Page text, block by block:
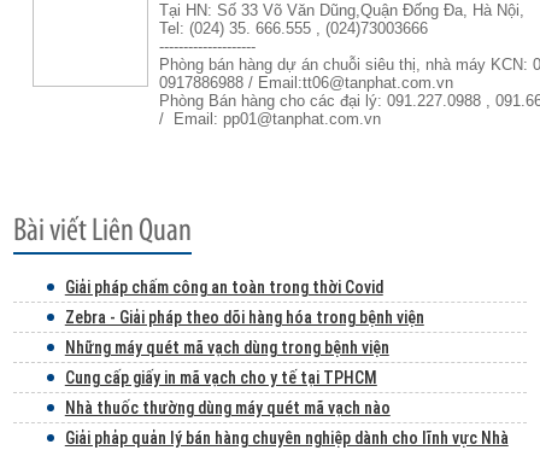
Tại HN: Số 33 Võ Văn Dũng,Quận Đống Đa, Hà Nội,
Tel: (024) 35. 666.555 , (024)73003666
--------------------
Phòng bán hàng dự án chuỗi siêu thị, nhà máy KCN:
0917886988 / Email:tt06@tanphat.com.vn
Phòng Bán hàng cho các đại lý: 091.227.0988 ,
/ Email: pp01@tanphat.com.vn
Giải pháp chấm công an toàn trong thời Covid
Zebra - Giải pháp theo dõi hàng hóa trong bệnh viện
Những máy quét mã vạch dùng trong bệnh viện
Cung cấp giấy in mã vạch cho y tế tại TPHCM
Nhà thuốc thường dùng máy quét mã vạch nào
Giải phảp quản lý bán hàng chuyên nghiệp dành cho lĩnh vực Nhà